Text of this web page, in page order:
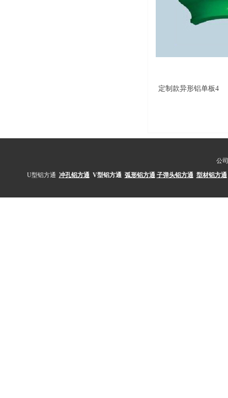
定制款异形铝单板4
公
U型铝方通 冲孔铝方通 V型铝方通 弧形铝方通 子弹头铝方通 型材铝方通